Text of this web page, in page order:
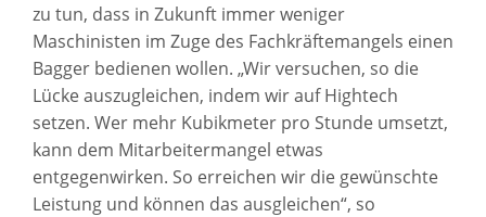
zu tun, dass in Zukunft immer weniger
Maschinisten im Zuge des Fachkräftemangels einen
Bagger bedienen wollen. „Wir versuchen, so die
Lücke auszugleichen, indem wir auf Hightech
setzen. Wer mehr Kubikmeter pro Stunde umsetzt,
kann dem Mitarbeitermangel etwas
entgegenwirken. So erreichen wir die gewünschte
Leistung und können das ausgleichen“, so